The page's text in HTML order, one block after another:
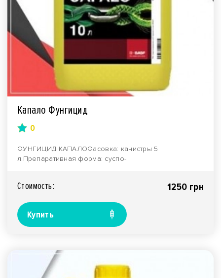
Капало Фунгицид
0
ФУНГИЦИД КАПАЛОФасовка: канистры 5
л.Препаративная форма: суспо-
Стоимость: 1250 грн
Купить